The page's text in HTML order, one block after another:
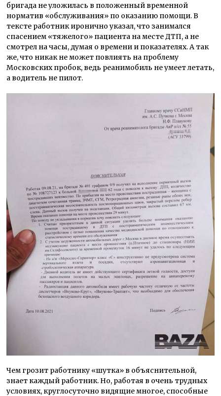
бригада не уложилась в положенный временной
норматив «обслуживания» по оказанию помощи. В
тексте работник иронично указал, что занимался
спасением «тяжелого» пациента на месте ДТП, а не
смотрел на часы, думая о времени и показателях. А так
же, что никак не может повлиять на проблему
Московских пробок, ведь реанимобиль не умеет летать,
а водитель не пилот.
Чем грозит работнику «шутка» в объяснительной,
знает каждый работник. Но, работая в очень трудных
условиях, круглосуточно видящие многое, способные